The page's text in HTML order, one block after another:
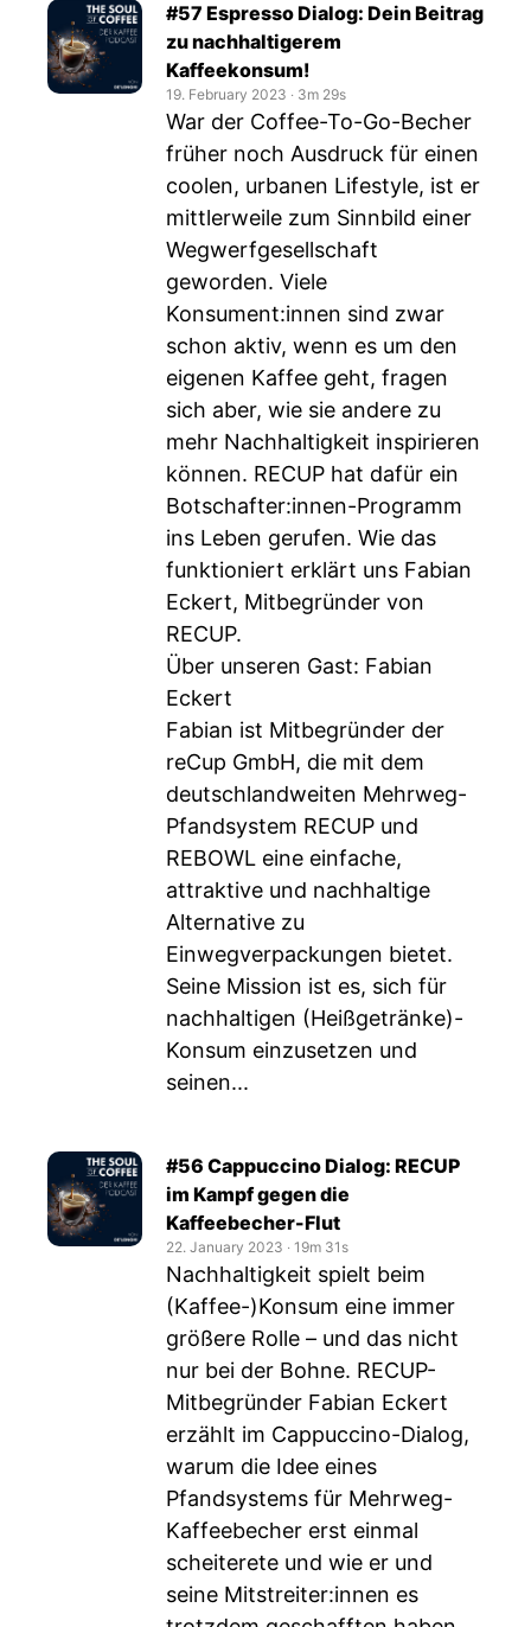
#57 Espresso Dialog: Dein Beitrag
zu nachhaltigerem
Kaffeekonsum!
19. February 2023 ‧ 3m 29s
War der Coffee-To-Go-Becher
früher noch Ausdruck für einen
coolen, urbanen Lifestyle, ist er
mittlerweile zum Sinnbild einer
Wegwerfgesellschaft
geworden. Viele
Konsument:innen sind zwar
schon aktiv, wenn es um den
eigenen Kaffee geht, fragen
sich aber, wie sie andere zu
mehr Nachhaltigkeit inspirieren
können. RECUP hat dafür ein
Botschafter:innen-Programm
ins Leben gerufen. Wie das
funktioniert erklärt uns Fabian
Eckert, Mitbegründer von
RECUP.
Über unseren Gast: Fabian
Eckert
Fabian ist Mitbegründer der
reCup GmbH, die mit dem
deutschlandweiten Mehrweg-
Pfandsystem RECUP und
REBOWL eine einfache,
attraktive und nachhaltige
Alternative zu
Einwegverpackungen bietet.
Seine Mission ist es, sich für
nachhaltigen (Heißgetränke)-
Konsum einzusetzen und
seinen...
#56 Cappuccino Dialog: RECUP
im Kampf gegen die
Kaffeebecher-Flut
22. January 2023 ‧ 19m 31s
Nachhaltigkeit spielt beim
(Kaffee-)Konsum eine immer
größere Rolle – und das nicht
nur bei der Bohne. RECUP-
Mitbegründer Fabian Eckert
erzählt im Cappuccino-Dialog,
warum die Idee eines
Pfandsystems für Mehrweg-
Kaffeebecher erst einmal
scheiterete und wie er und
seine Mitstreiter:innen es